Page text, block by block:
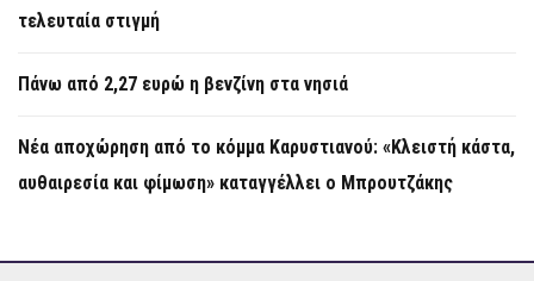
τελευταία στιγμή
Πάνω από 2,27 ευρώ η βενζίνη στα νησιά
Νέα αποχώρηση από το κόμμα Καρυστιανού: «Κλειστή κάστα,
αυθαιρεσία και φίμωση» καταγγέλλει ο Μπρουτζάκης